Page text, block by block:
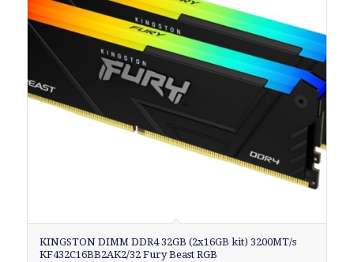
KINGSTON DIMM DDR4 32GB (2x16GB kit) 3200MT/s
KF432C16BB2AK2/32 Fury Beast RGB